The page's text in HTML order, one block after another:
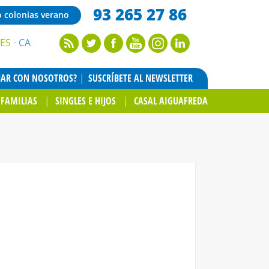
colonias verano 93 265 27 86
ES CA
CON NOSOTROS?
SUSCRÍBETE AL NEWSLETTER
FAMILIAS SINGLES E HIJOS CASAL AIGUAFREDA